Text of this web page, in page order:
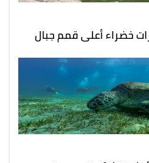
خضراء أعلى قمم جبال